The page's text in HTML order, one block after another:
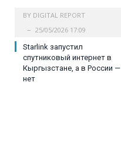
BY DIGITAL REPORT
25/05/2026 17:09
Starlink запустил
спутниковый интернет в
Кыргызстане, а в России —
нет